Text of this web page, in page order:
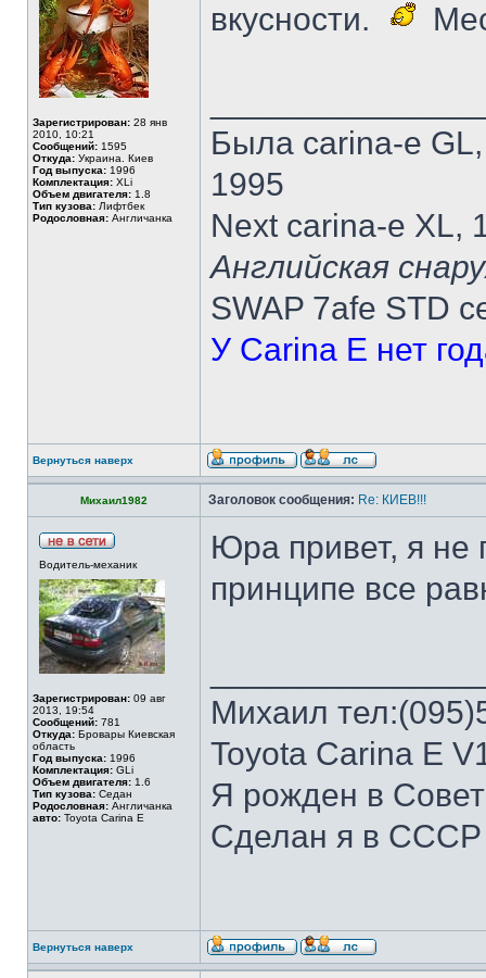
Зарегистрирован: 28 янв
2010, 10:21
Сообщений: 1595
Откуда: Украина. Киев
Год выпуска: 1996
Комплектация: XLi
Объем двигателя: 1.8
Тип кузова: Лифтбек
Родословная: Англичанка
вкусности.
Была carina-e
1995
Next carina-e XL,
Английская
SWAP 7afe STD
У Carina E нет
Вернуться наверх
Михаил1982 Заголовок сообщения: Re: КИЕВ!!!
Водитель-механик
Зарегистрирован: 09 авг
2013, 19:54
Сообщений: 781
Откуда: Бровары Киевская
область
Год выпуска: 1996
Комплектация: GLi
Объем двигателя: 1.6
Тип кузова: Седан
Родословная: Англичанка
авто: Toyota Carina E
Юра привет, я не
принципе все
Михаил
Toyota Carina E
Я рожден в
Сделан я в СССР
Вернуться наверх